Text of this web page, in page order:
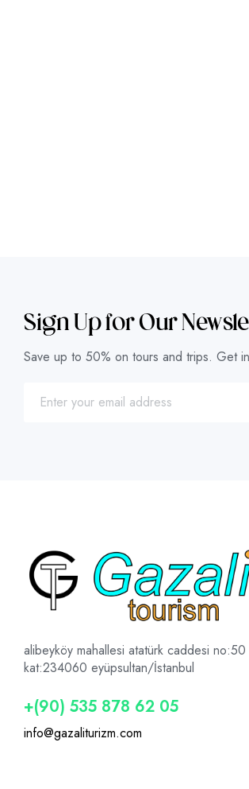
Sign Up for Our
Save up to 50% on tours and trips. Get
alibeyköy mahallesi atatürk caddesi
kat:234060 eyüpsultan/İstanbul
+(90) 535 878 62 05
info@gazaliturizm.com